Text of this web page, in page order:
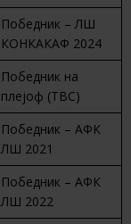
Победник – ЛШ
КОНКАКАФ 2024
Победник на
плејоф (TBC)
Победник – АФК
ЛШ 2021
Победник – АФК
ЛШ 2022